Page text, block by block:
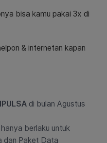
bisa kamu pakai 3x di
& internetan kapan
di bulan Agustus
hanya berlaku untuk
dan Paket Data